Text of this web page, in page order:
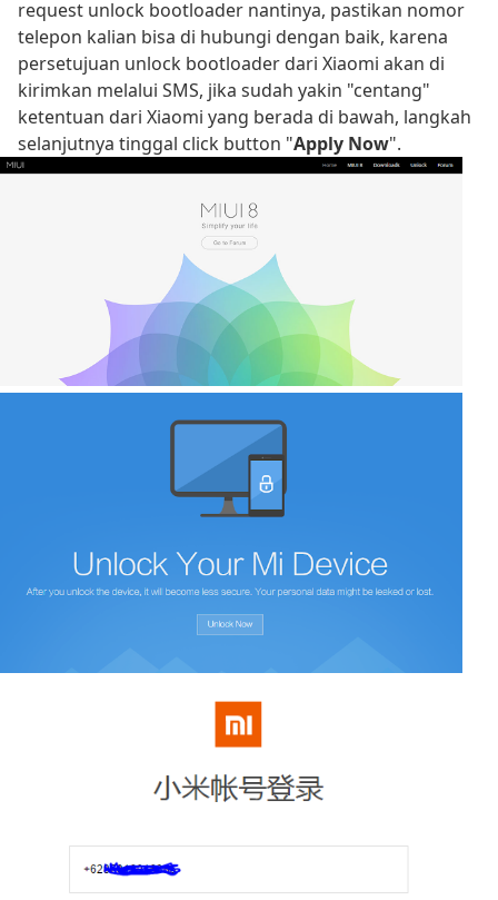
request unlock bootloader nantinya, pastikan nomor
telepon kalian bisa di hubungi dengan baik, karena
persetujuan unlock bootloader dari Xiaomi akan di
kirimkan melalui SMS, jika sudah yakin "centang"
ketentuan dari Xiaomi yang berada di bawah, langkah
selanjutnya tinggal click button "Apply Now".